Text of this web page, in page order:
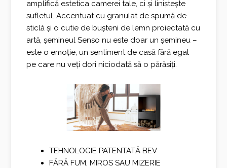
amplifică estetica camerei tale, ci și liniștește
sufletul. Accentuat cu granulat de spumă de
sticlă și o cutie de bușteni de lemn proiectată cu
artă, șemineul Senso nu este doar un șemineu –
este o emoție, un sentiment de casă fără egal
pe care nu veți dori niciodată să o părăsiți.
TEHNOLOGIE PATENTATĂ BEV
FĂRĂ FUM, MIROS SAU MIZERIE